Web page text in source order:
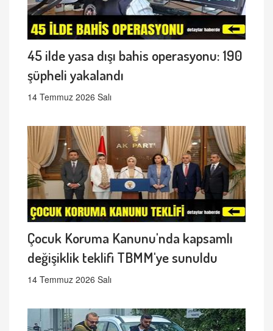
45 ilde yasa dışı bahis operasyonu: 190
şüpheli yakalandı
14 Temmuz 2026 Salı
Çocuk Koruma Kanunu'nda kapsamlı
değişiklik teklifi TBMM'ye sunuldu
14 Temmuz 2026 Salı